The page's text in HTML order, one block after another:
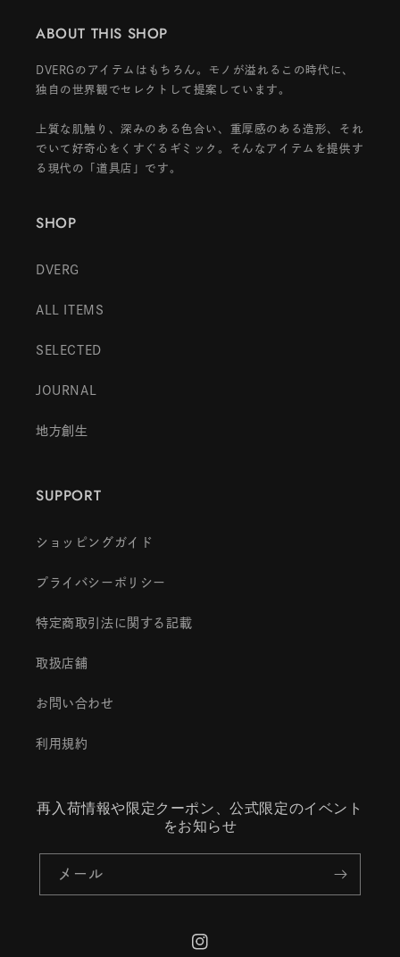
ABOUT THIS SHOP
DVERGのアイテムはもちろん。モノが溢れるこの時代に、
独自の世界観でセレクトして提案しています。
上質な肌触り、深みのある色合い、重厚感のある造形、それ
でいて好奇心をくすぐるギミック。そんなアイテムを提供す
る現代の「道具店」です。
SHOP
DVERG
ALL ITEMS
SELECTED
JOURNAL
地方創生
SUPPORT
ショッピングガイド
プライバシーポリシー
特定商取引法に関する記載
取扱店舗
お問い合わせ
利用規約
再入荷情報や限定クーポン、公式限定のイベント
をお知らせ
メール
Instagram